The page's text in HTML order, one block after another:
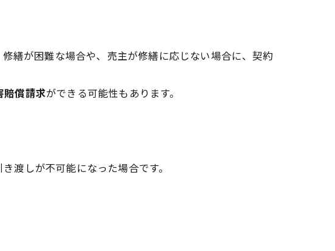
繕が困難な場合や、売主が修繕に応じない場合に、契約
賠償請求ができる可能性もあります。
渡しが不可能になった場合です。